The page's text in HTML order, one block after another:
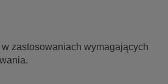
zastosowaniach wymagających